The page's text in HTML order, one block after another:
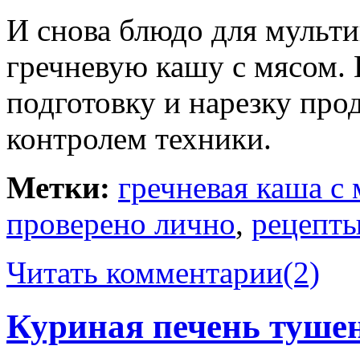
И снова блюдо для
гречневую кашу с мясом.
подготовку и нарезку
контролем техники.
Метки: гречневая каша с
проверено лично,
Читать комментарии(2)
Куриная печень